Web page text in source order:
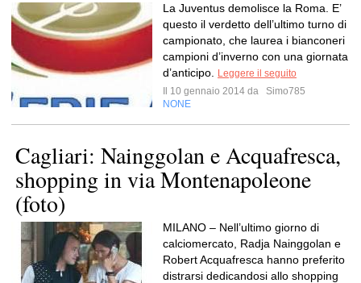
La Juventus demolisce la Roma. E’
questo il verdetto dell’ultimo turno di
campionato, che laurea i bianconeri
campioni d’inverno con una giornata
d’anticipo.
Leggere il seguito
Il 10 gennaio 2014 da
Simo785
NONE
Cagliari: Nainggolan e Acquafresca,
shopping in via Montenapoleone
(foto)
MILANO – Nell’ultimo giorno di
calciomercato, Radja Nainggolan e
Robert Acquafresca hanno preferito
distrarsi dedicandosi allo shopping